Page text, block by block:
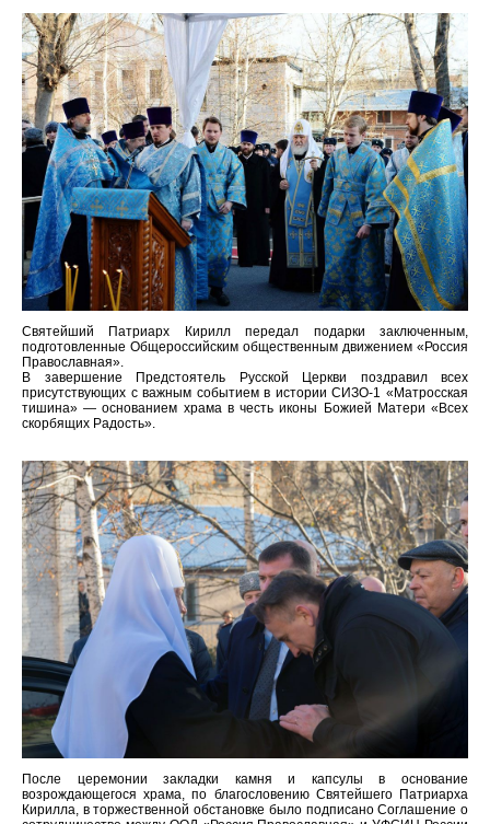
Святейший Патриарх Кирилл передал подарки заключенным,
подготовленные Общероссийским общественным движением «Россия
Православная».
В завершение Предстоятель Русской Церкви поздравил всех
присутствующих с важным событием в истории СИЗО-1 «Матросская
тишина» — основанием храма в честь иконы Божией Матери «Всех
скорбящих Радость».
После церемонии закладки камня и капсулы в основание
возрождающегося храма, по благословению Святейшего Патриарха
Кирилла, в торжественной обстановке было подписано Соглашение о